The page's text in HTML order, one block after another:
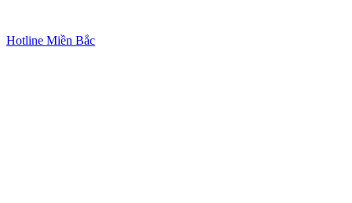
Hotline Miền Bắc